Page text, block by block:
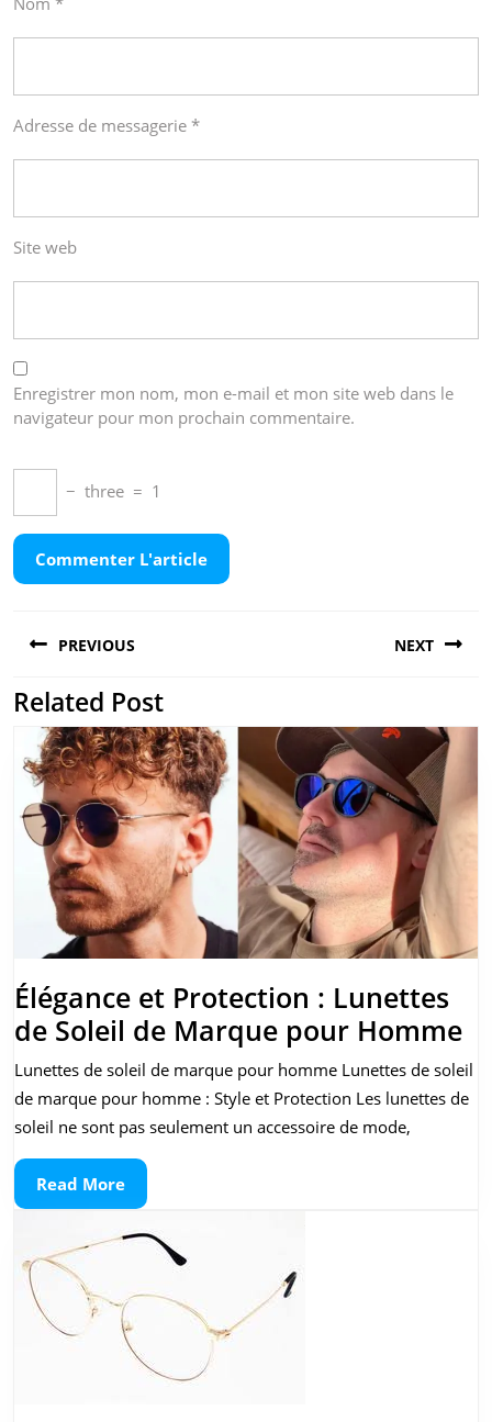
Adresse de messagerie *
Site web
Enregistrer mon nom, mon e-mail et mon site web dans le
navigateur pour mon prochain commentaire.
− three = 1
de
l’article
PREVIOUS
Previous
post:
NEXT
post:
Related Post
Élégance et Protection : Lunettes
de Soleil de Marque pour Homme
et
Lunettes de soleil de marque pour homme Lunettes de soleil
de marque pour homme : Style et Protection Les lunettes de
soleil ne sont pas seulement un accessoire de mode,
Read MoreRead
More